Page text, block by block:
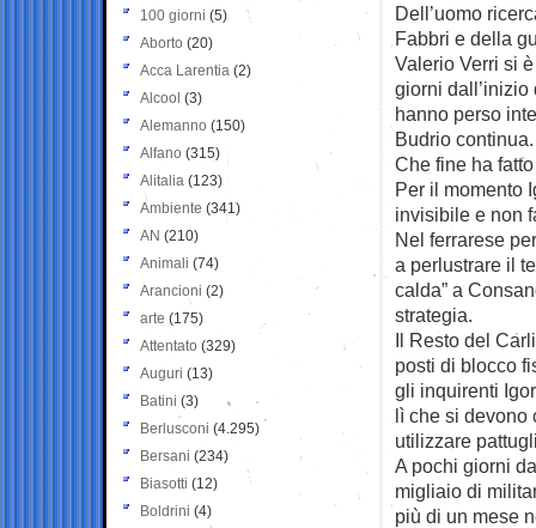
Dell’uomo
Fabbri e della
Valerio Verri si
giorni
hanno perso
Budrio continua.
Che fine ha
Per il momento
invisibile e non
Nel ferrarese
a perlustrare il
calda” a
strategia.
Il Resto del
posti di blocco
gli inquirenti
lì che si devono
utilizzare
A pochi giorni
migliaio di
più di un mese
100 giorni (5)
Aborto (20)
Acca Larentia (2)
Alcool (3)
Alemanno (150)
Alfano (315)
Alitalia (123)
Ambiente (341)
AN (210)
Animali (74)
Arancioni (2)
arte (175)
Attentato (329)
Auguri (13)
Batini (3)
Berlusconi (4.295)
Bersani (234)
Biasotti (12)
Boldrini (4)